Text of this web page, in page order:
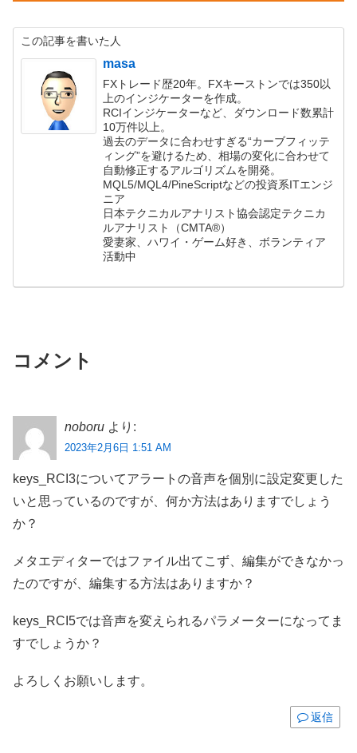
この記事を書いた人
masa
FXトレード歴20年。FXキーストンでは350以
上のインジケーターを作成。
RCIインジケーターなど、ダウンロード数累計
10万件以上。
過去のデータに合わせすぎる“カーブフィッテ
ィング”を避けるため、相場の変化に合わせて
自動修正するアルゴリズムを開発。
MQL5/MQL4/PineScriptなどの投資系ITエンジ
ニア
日本テクニカルアナリスト協会認定テクニカ
ルアナリスト（CMTA®）
愛妻家、ハワイ・ゲーム好き、ボランティア
活動中
コメント
noboru より:
2023年2月6日 1:51 AM
keys_RCI3についてアラートの音声を個別に設定変更した
いと思っているのですが、何か方法はありますでしょう
か？
メタエディターではファイル出てこず、編集ができなかっ
たのですが、編集する方法はありますか？
keys_RCI5では音声を変えられるパラメーターになってま
すでしょうか？
よろしくお願いします。
返信